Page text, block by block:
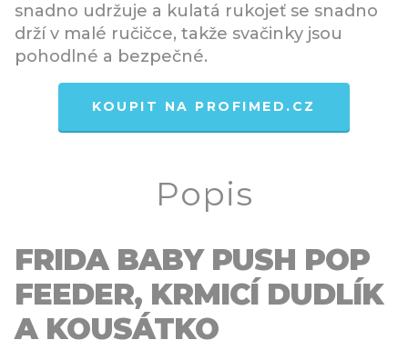
snadno udržuje a kulatá rukojeť se snadno
drží v malé ručičce, takže svačinky jsou
pohodlné a bezpečné.
KOUPIT NA PROFIMED.CZ
Popis
FRIDA BABY PUSH POP
FEEDER, KRMICÍ DUDLÍK
A KOUSÁTKO